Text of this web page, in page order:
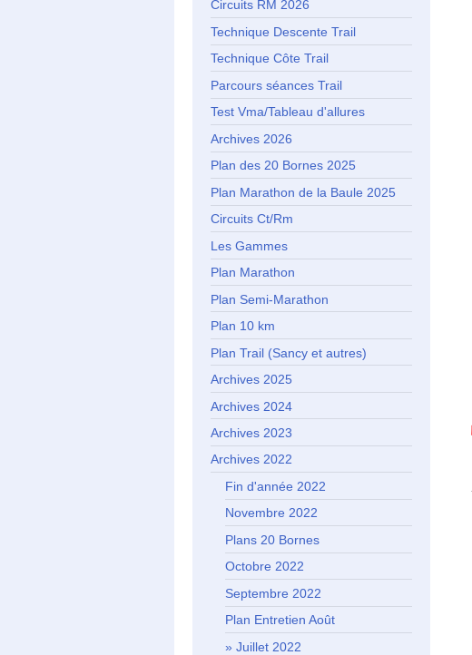
Circuits RM 2026
Technique Descente Trail
Technique Côte Trail
Parcours séances Trail
Test Vma/Tableau d'allures
Archives 2026
Plan des 20 Bornes 2025
Plan Marathon de la Baule 2025
Circuits Ct/Rm
Les Gammes
Plan Marathon
Plan Semi-Marathon
Plan 10 km
Plan Trail (Sancy et autres)
Archives 2025
Archives 2024
Archives 2023
Archives 2022
Fin d'année 2022
Novembre 2022
Plans 20 Bornes
Octobre 2022
Septembre 2022
Plan Entretien Août
Juillet 2022